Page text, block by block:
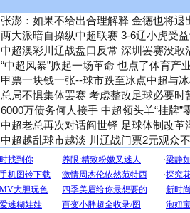
张澎：如果不给出合理解释 金德也将退
两大派暗自操纵中超联赛 3-6辽小虎受
中超澳彩川辽战盘口反常 深圳罢赛没敢
“中超风暴”掀起一场革命 也点了体育产
甲票一块钱一张--球市跌至冰点中超与
总局不惧集体罢赛 考虑整改足球必要时
6000万债务何人接手 中超领头羊“挂牌”
中超老总再次对话阎世铎 足球体制改革
中超越乱球市越淡 川辽战门票2元观众